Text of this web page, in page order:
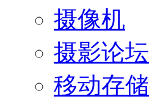
摄像机
摄影论坛
移动存储